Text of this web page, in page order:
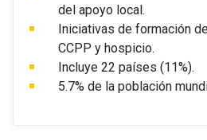
del apoyo local.
Iniciativas de formación
CCPP y hospicio.
Incluye 22 países (11%).
5.7% de la población